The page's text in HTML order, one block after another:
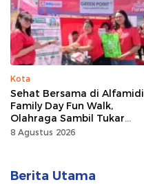
Kota
Sehat Bersama di Alfamidi
Family Day Fun Walk,
Olahraga Sambil Tukar
Sampah Demi Jaga Bumi
8 Agustus 2026
Berita Utama